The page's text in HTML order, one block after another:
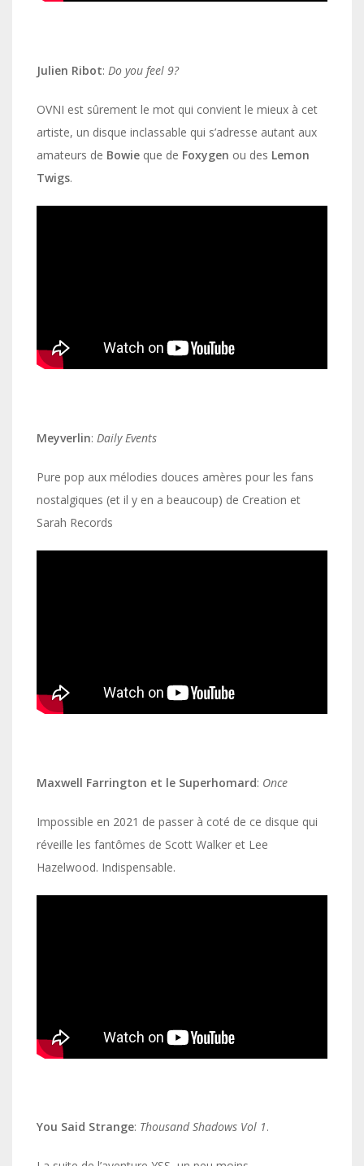
Julien Ribot: Do you feel 9?
OVNI est sûrement le mot qui convient le mieux à cet
artiste, un disque inclassable qui s’adresse autant aux
amateurs de Bowie que de Foxygen ou des Lemon
Twigs.
Meyverlin: Daily Events
Pure pop aux mélodies douces amères pour les fans
nostalgiques (et il y en a beaucoup) de Creation et
Sarah Records
Maxwell Farrington et le Superhomard: Once
Impossible en 2021 de passer à coté de ce disque qui
réveille les fantômes de Scott Walker et Lee
Hazelwood. Indispensable.
You Said Strange: Thousand Shadows Vol 1.